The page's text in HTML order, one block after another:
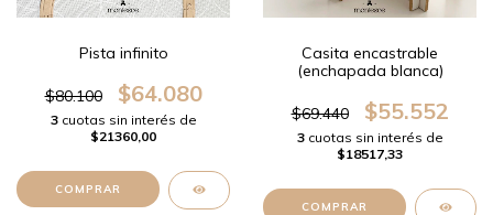
Pista infinito
$80.100 $64.080
3cuotas sin interés de
$21360,00
Casita encastrable
(enchapada blanca)
$69.440 $55.552
3cuotas sin interés de
$18517,33